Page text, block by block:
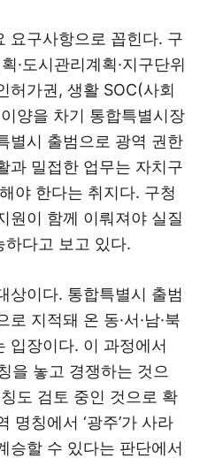
요구사항으로 꼽힌다. 구
·도시관리계획·지구단위
허가권, 생활 SOC(사회
양을 차기 통합특별시장
별시 출범으로 광역 권한
과 밀접한 업무는 자치구
야 한다는 취지다. 구청
원이 함께 이뤄져야 실질
하다고 보고 있다.
상이다. 통합특별시 출범
지적돼 온 동·서·남·북
입장이다. 이 과정에서
을 놓고 경쟁하는 것으
칭도 검토 중인 것으로 확
명칭에서 ‘광주’가 사라
승할 수 있다는 판단에서